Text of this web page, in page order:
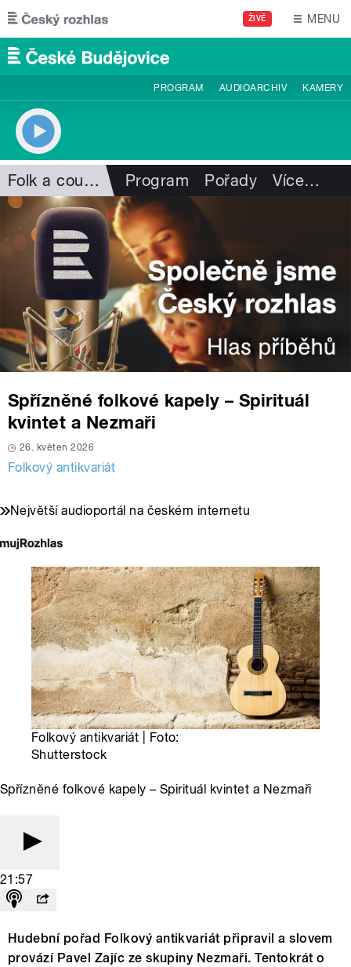
Přejít k hlavnímu obsahu
ŽIVĚ MENU
PROGRAM AUDIOARCHIV KAMERY
Folk a country Program Pořady Více…
Spřízněné folkové kapely – Spirituál
kvintet a Nezmaři
26. květen 2026
Folkový antikvariát
Největší audioportál na českém internetu
Folkový antikvariát | Foto:
Shutterstock
Spřízněné folkové kapely – Spirituál kvintet a Nezmaři
21:57
Hudební pořad Folkový antikvariát připravil a slovem
provází Pavel Zajíc ze skupiny Nezmaři. Tentokrát o